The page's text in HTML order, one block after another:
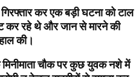
कर एक बड़ी घटना को टाल
कर रहे थे और जान से मारने की
की।
चौक पर कुछ युवक नशे में